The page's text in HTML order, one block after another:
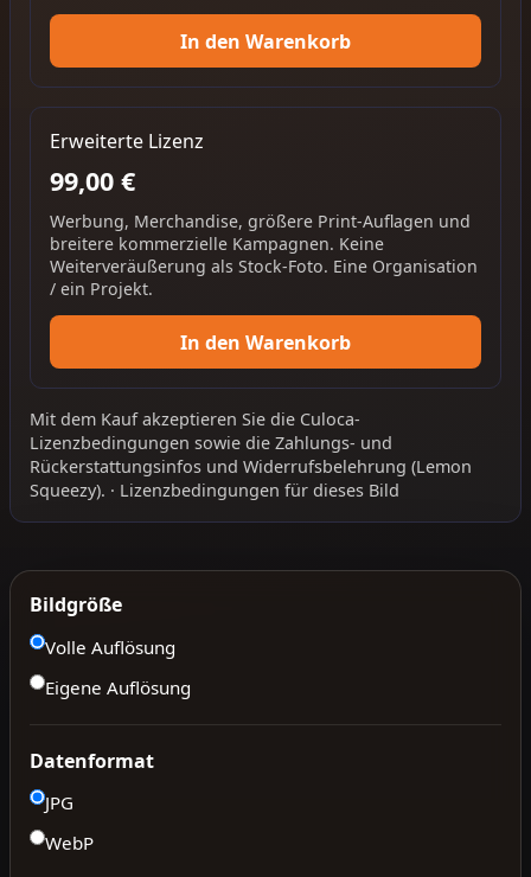
In den Warenkorb
Erweiterte Lizenz
99,00 €
Werbung, Merchandise, größere Print-Auflagen und
breitere kommerzielle Kampagnen. Keine
Weiterveräußerung als Stock-Foto. Eine Organisation
/ ein Projekt.
In den Warenkorb
Mit dem Kauf akzeptieren Sie die Culoca-
Lizenzbedingungen sowie die Zahlungs- und
Rückerstattungsinfos und Widerrufsbelehrung (Lemon
Squeezy). · Lizenzbedingungen für dieses Bild
Bildgröße
Volle Auflösung
Eigene Auflösung
Datenformat
JPG
WebP